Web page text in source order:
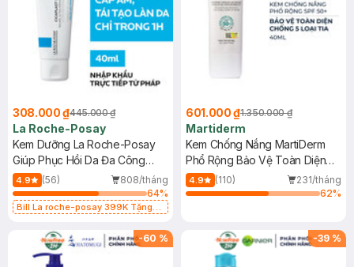
308.000 ₫445.000 ₫
La Roche-Posay
Kem Dưỡng La Roche-Posay
Giúp Phục Hồi Da Đa Công
Dụng 40ml
4.9 (56)
808/tháng
64%
Bill La roche-posay 399K Tặng
(SL có hạn)
601.000 ₫1.350.000 ₫
Martiderm
Kem Chống Nắng MartiDerm
Phổ Rộng Bảo Vệ Toàn Diện
40ml
4.9 (110)
231/tháng
62%
-60 % -39 %